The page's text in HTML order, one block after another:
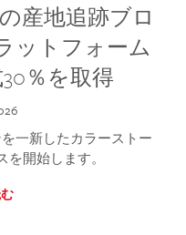
産地追跡ブロ
ットフォーム
30％を取得
一新したカラーストー
を開始します。